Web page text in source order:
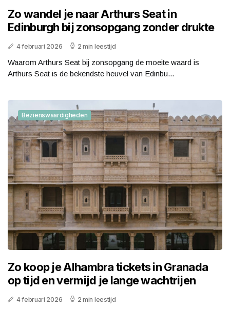
Zo wandel je naar Arthurs Seat in
Edinburgh bij zonsopgang zonder drukte
4 februari 2026 2 min leestijd
Waarom Arthurs Seat bij zonsopgang de moeite waard is
Arthurs Seat is de bekendste heuvel van Edinbu...
Bezienswaardigheden
Zo koop je Alhambra tickets in Granada
op tijd en vermijd je lange wachtrijen
4 februari 2026 2 min leestijd